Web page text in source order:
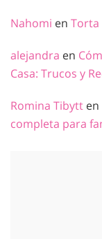
Nahomi en Torta
alejandra en
Casa: Trucos y
Romina Tibytt en
completa para